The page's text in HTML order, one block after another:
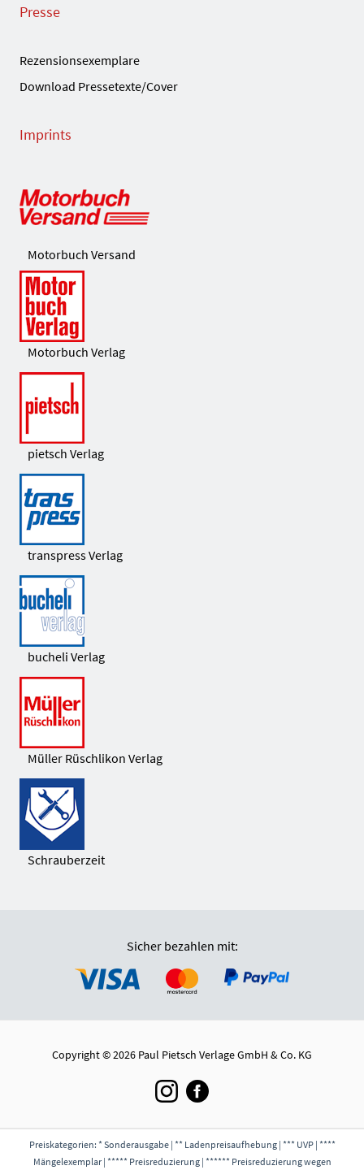
Presse
Rezensionsexemplare
Download Pressetexte/Cover
Imprints
Motorbuch Versand
Motorbuch Verlag
pietsch Verlag
transpress Verlag
bucheli Verlag
Müller Rüschlikon Verlag
Schrauberzeit
Sicher bezahlen mit:
Copyright © 2026 Paul Pietsch Verlage GmbH & Co. KG
Preiskategorien: * Sonderausgabe | ** Ladenpreisaufhebung | *** UVP | ****
Mängelexemplar | ***** Preisreduzierung | ****** Preisreduzierung wegen